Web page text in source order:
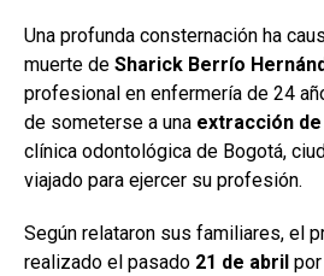
Una profunda consternación ha
muerte de Sharick Berrío
profesional en enfermería de 24
de someterse a una extracción
clínica odontológica de Bogotá,
viajado para ejercer su profesión.
Según relataron sus familiares, el
realizado el pasado 21 de abril